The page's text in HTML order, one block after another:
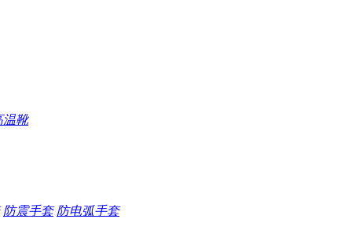
温靴
防震手套 防电弧手套